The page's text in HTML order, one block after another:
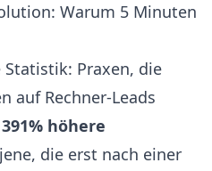
Warum 5 Minuten
Praxen, die
auf Rechner-Leads
höhere
die erst nach einer